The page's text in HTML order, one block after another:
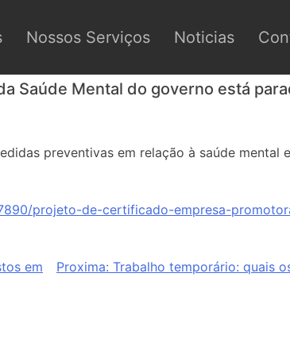
Nossos Serviços Noticias
Saúde Mental do governo está
preventivas em relação à saúde mental
projeto-de-certificado-empresa-
em
Proxima: Trabalho temporário: quais